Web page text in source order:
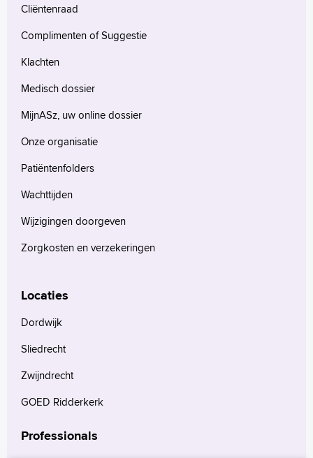
Cliëntenraad
Complimenten of Suggestie
Klachten
Medisch dossier
MijnASz, uw online dossier
Onze organisatie
Patiëntenfolders
Wachttijden
Wijzigingen doorgeven
Zorgkosten en verzekeringen
Locaties
Dordwijk
Sliedrecht
Zwijndrecht
GOED Ridderkerk
Professionals